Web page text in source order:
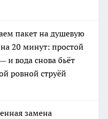
пакет на душевую
20 минут: простой
и вода снова бьёт
ровной струёй
замена